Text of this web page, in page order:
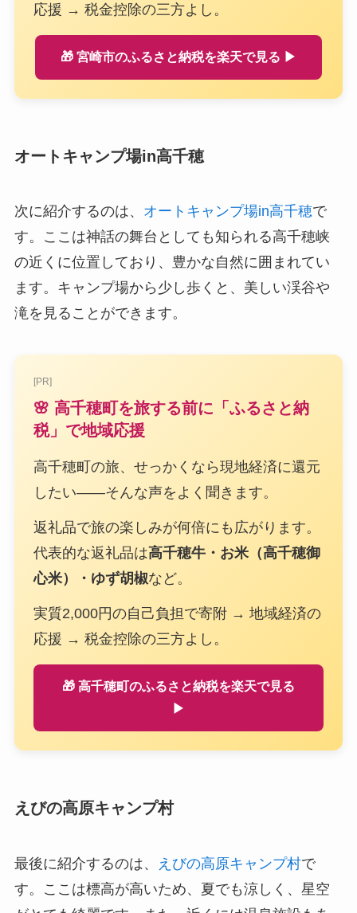
応援 → 税金控除の三方よし。
🎁 宮崎市のふるさと納税を楽天で見る ▶
オートキャンプ場in高千穂
次に紹介するのは、 オートキャンプ場in高千穂で
す。ここは神話の舞台としても知られる高千穂峡
の近くに位置しており、豊かな自然に囲まれてい
ます。キャンプ場から少し歩くと、美しい渓谷や
滝を見ることができます。
[PR]
🌸 高千穂町を旅する前に「ふるさと納
税」で地域応援
高千穂町の旅、せっかくなら現地経済に還元
したい——そんな声をよく聞きます。
返礼品で旅の楽しみが何倍にも広がります。
代表的な返礼品は高千穂牛・お米（高千穂御
心米）・ゆず胡椒など。
実質2,000円の自己負担で寄附 → 地域経済の
応援 → 税金控除の三方よし。
🎁 高千穂町のふるさと納税を楽天で見る
▶
えびの高原キャンプ村
最後に紹介するのは、 えびの高原キャンプ村で
す。ここは標高が高いため、夏でも涼しく、星空